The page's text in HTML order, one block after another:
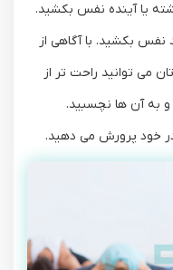
یا آینده نفس بکشید.
نفس بکشید. با آگاهی از
می توانید راحت تر از
و به آن ها نچسبید.
خود پرورش می دهید.